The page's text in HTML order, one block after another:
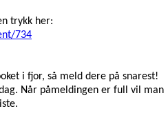
trykk her:
734
i fjor, så meld dere på snarest!
Når påmeldingen er full vil man